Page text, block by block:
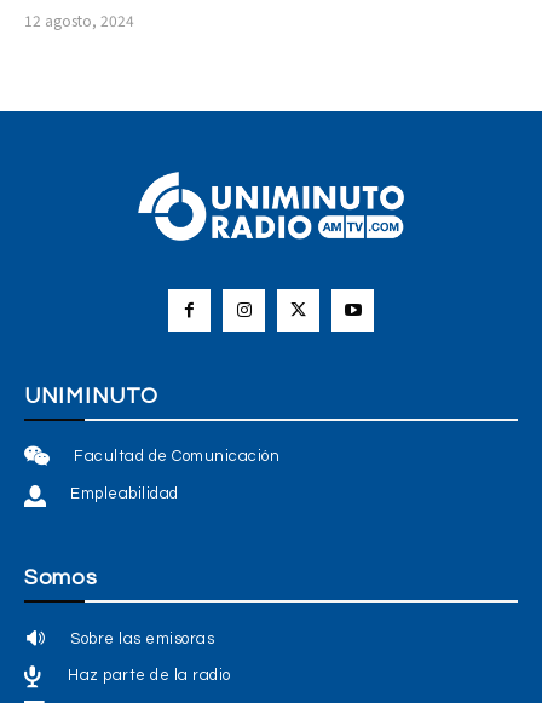
12 agosto, 2024
UNIMINUTO
Facultad de Comunicación
Empleabilidad
Somos
Sobre las emisoras
Haz parte de la radio